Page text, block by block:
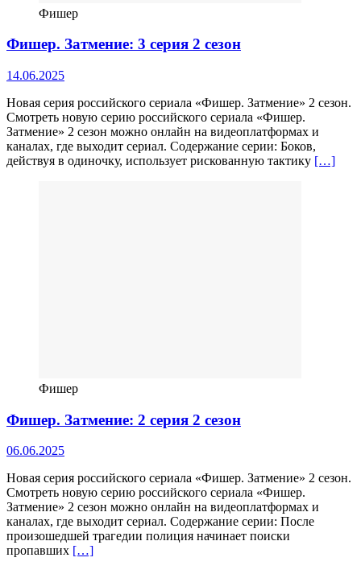
Фишер
Фишер. Затмение: 3 серия 2 сезон
14.06.2025
Новая серия российского сериала «Фишер. Затмение» 2 сезон.
Смотреть новую серию российского сериала «Фишер.
Затмение» 2 сезон можно онлайн на видеоплатформах и
каналах, где выходит сериал. Содержание серии: Боков,
действуя в одиночку, использует рискованную тактику […]
Фишер
Фишер. Затмение: 2 серия 2 сезон
06.06.2025
Новая серия российского сериала «Фишер. Затмение» 2 сезон.
Смотреть новую серию российского сериала «Фишер.
Затмение» 2 сезон можно онлайн на видеоплатформах и
каналах, где выходит сериал. Содержание серии: После
произошедшей трагедии полиция начинает поиски
пропавших […]